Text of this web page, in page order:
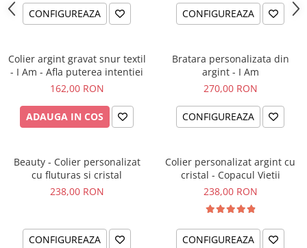
CONFIGUREAZA CONFIGUREAZA
Colier argint gravat snur textil
- I Am - Afla puterea intentiei
162,00 RON
ADAUGA IN COS
Bratara personalizata din
argint - I Am
270,00 RON
CONFIGUREAZA
Beauty - Colier personalizat
cu fluturas si cristal
238,00 RON
CONFIGUREAZA
Colier personalizat argint cu
cristal - Copacul Vietii
238,00 RON
CONFIGUREAZA